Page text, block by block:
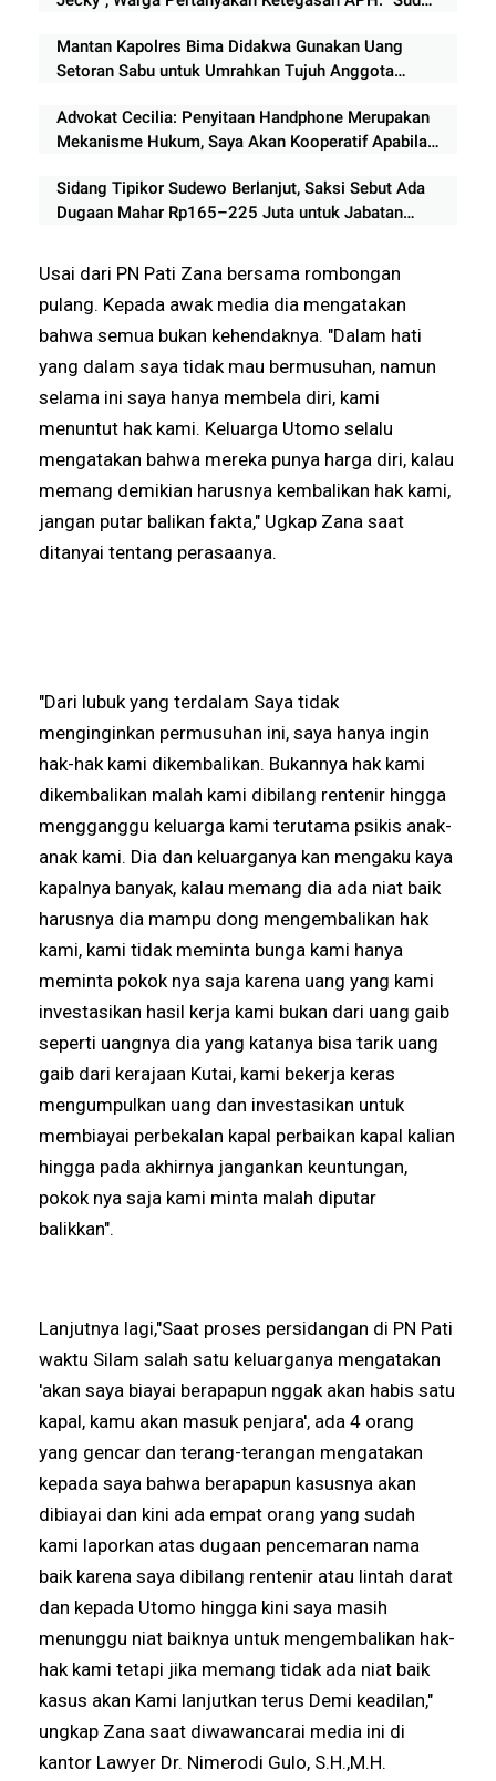
Mantan Kapolres Bima Didakwa Gunakan Uang
Setoran Sabu untuk Umrahkan Tujuh Anggota
Advokat Cecilia: Penyitaan Handphone Merupakan
Mekanisme Hukum, Saya Akan Kooperatif Apabila
Sidang Tipikor Sudewo Berlanjut, Saksi Sebut Ada
Dugaan Mahar Rp165–225 Juta untuk Jabatan
Usai dari PN Pati Zana bersama rombongan
pulang. Kepada awak media dia mengatakan
bahwa semua bukan kehendaknya. "Dalam hati
yang dalam saya tidak mau bermusuhan, namun
selama ini saya hanya membela diri, kami
menuntut hak kami. Keluarga Utomo selalu
mengatakan bahwa mereka punya harga diri, kalau
memang demikian harusnya kembalikan hak kami,
jangan putar balikan fakta," Ugkap Zana saat
ditanyai tentang perasaanya.
"Dari lubuk yang terdalam Saya tidak
menginginkan permusuhan ini, saya hanya ingin
hak-hak kami dikembalikan. Bukannya hak kami
dikembalikan malah kami dibilang rentenir hingga
mengganggu keluarga kami terutama psikis anak-
anak kami. Dia dan keluarganya kan mengaku kaya
kapalnya banyak, kalau memang dia ada niat baik
harusnya dia mampu dong mengembalikan hak
kami, kami tidak meminta bunga kami hanya
meminta pokok nya saja karena uang yang kami
investasikan hasil kerja kami bukan dari uang gaib
seperti uangnya dia yang katanya bisa tarik uang
gaib dari kerajaan Kutai, kami bekerja keras
mengumpulkan uang dan investasikan untuk
membiayai perbekalan kapal perbaikan kapal kalian
hingga pada akhirnya jangankan keuntungan,
pokok nya saja kami minta malah diputar
balikkan".
Lanjutnya lagi,"Saat proses persidangan di PN Pati
waktu Silam salah satu keluarganya mengatakan
'akan saya biayai berapapun nggak akan habis satu
kapal, kamu akan masuk penjara', ada 4 orang
yang gencar dan terang-terangan mengatakan
kepada saya bahwa berapapun kasusnya akan
dibiayai dan kini ada empat orang yang sudah
kami laporkan atas dugaan pencemaran nama
baik karena saya dibilang rentenir atau lintah darat
dan kepada Utomo hingga kini saya masih
menunggu niat baiknya untuk mengembalikan hak-
hak kami tetapi jika memang tidak ada niat baik
kasus akan Kami lanjutkan terus Demi keadilan,"
ungkap Zana saat diwawancarai media ini di
kantor Lawyer Dr. Nimerodi Gulo, S.H.,M.H.